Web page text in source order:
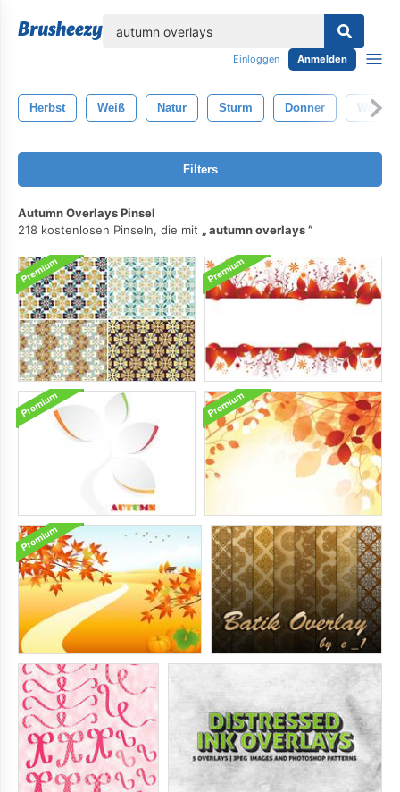
Einloggen Anmelden
Herbst Weiß Natur Sturm Donner Wetter
Filters
Autumn Overlays Pinsel
218 kostenlosen Pinseln, die mit
autumn overlays